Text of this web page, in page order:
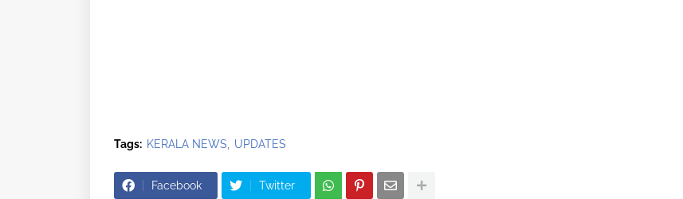
Tags: KERALA NEWS UPDATES
Facebook Twitter